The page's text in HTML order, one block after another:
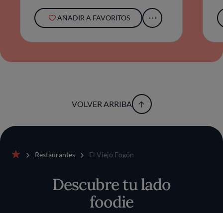
AÑADIR A FAVORITOS
VOLVER ARRIBA
Restaurantes El Viejo Fogón
Descubre tu lado
foodie